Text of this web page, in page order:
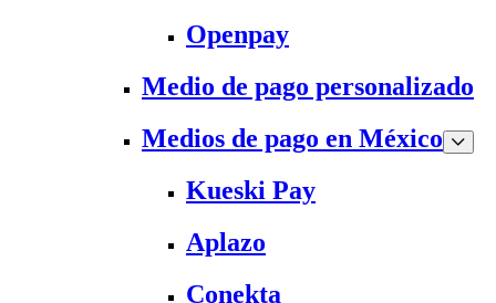
Openpay
Medio de pago personalizado
Medios de pago en México
Kueski Pay
Aplazo
Conekta